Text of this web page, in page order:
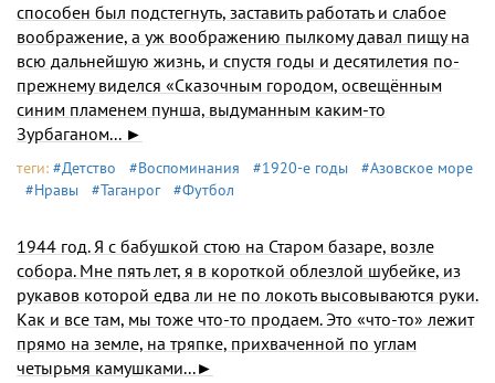
способен был подстегнуть, заставить работать и слабое
воображение, а уж воображению пылкому давал пищу на
всю дальнейшую жизнь, и спустя годы и десятилетия по-
прежнему виделся «Сказочным городом, освещённым
синим пламенем пунша, выдуманным каким-то
Зурбаганом... ►
теги: #Детство #Воспоминания #1920-е годы
#Азовское море
#Нравы
#Таганрог #Футбол
1944 год. Я с бабушкой стою на Старом базаре, возле
собора. Мне пять лет, я в короткой облезлой шубейке, из
рукавов которой едва ли не по локоть высовываются руки.
Как и все там, мы тоже что-то продаем. Это «что-то» лежит
прямо на земле, на тряпке, прихваченной по углам
четырьмя камушками...►